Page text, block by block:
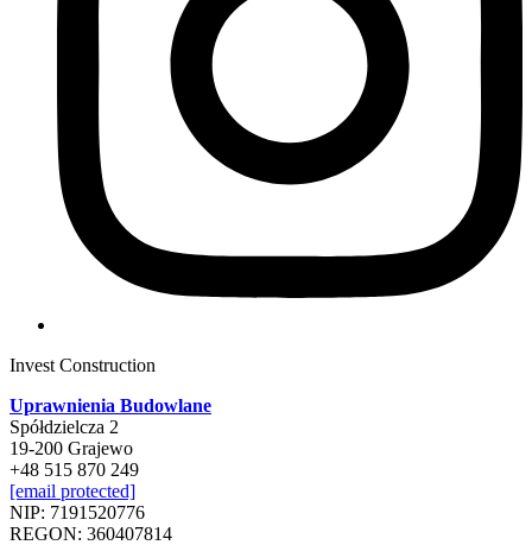
Invest Construction
Uprawnienia Budowlane
Spółdzielcza 2
19-200 Grajewo
+48 515 870 249
[email protected]
NIP: 7191520776
REGON: 360407814